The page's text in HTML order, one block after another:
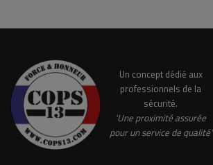
Un concept dédié aux
professionnels de la
sécurité.
'Une proximité assurée
pour un service de qualité'